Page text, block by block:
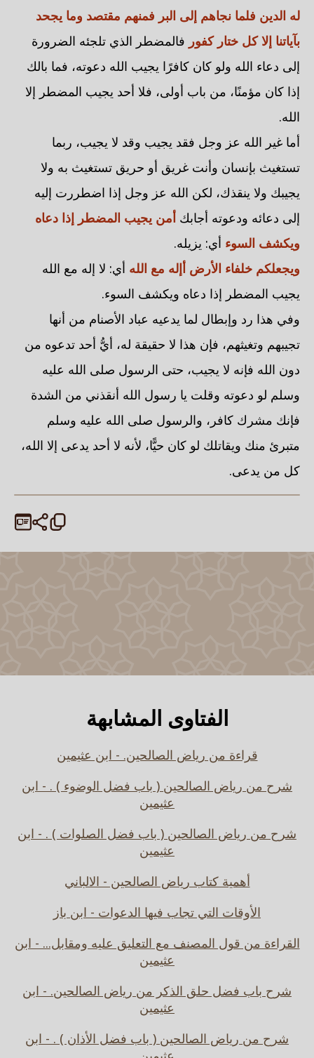
له الدين فلما نجاهم إلى البر فمنهم مقتصد وما يجحد
بآياتنا إلا كل ختار كفور فالمضطر الذي تلجئه الضرورة
إلى دعاء الله ولو كان كافرًا يجيب الله دعوته، فما بالك
إذا كان مؤمنًا، من باب أولى، فلا أحد يجيب المضطر إلا
الله.
أما غير الله عز وجل فقد يجيب وقد لا يجيب، ربما
تستغيث بإنسان وأنت غريق أو حريق تستغيث به ولا
يجيبك ولا ينقذك، لكن الله عز وجل إذا اضطررت إليه
إلى دعائه ودعوته أجابك أمن يجيب المضطر إذا دعاه
ويكشف السوء أي: يزيله.
ويجعلكم خلفاء الأرض أإله مع الله أي: لا إله مع الله
يجيب المضطر إذا دعاه ويكشف السوء.
وفي هذا رد وإبطال لما يدعيه عباد الأصنام من أنها
تجيبهم وتغيثهم، فإن هذا لا حقيقة له، أيُّ أحد تدعوه من
دون الله فإنه لا يجيب، حتى الرسول صلى الله عليه
وسلم لو دعوته وقلت يا رسول الله أنقذني من الشدة
فإنك مشرك كافر، والرسول صلى الله عليه وسلم
متبرئ منك ويقاتلك لو كان حيًّا، لأنه لا أحد يدعى إلا الله،
كل من يدعى.
الفتاوى المشابهة
قراءة من رياض الصالحين. - ابن عثيمين
شرح من رياض الصالحين ( باب فضل الوضوء ) . - ابن
عثيمين
شرح من رياض الصالحين ( باب فضل الصلوات ) . - ابن
عثيمين
أهمية كتاب رياض الصالحين - الالباني
الأوقات التي تجاب فيها الدعوات - ابن باز
القراءة من قول المصنف مع التعليق عليه ومقابل... - ابن
عثيمين
شرح باب فضل حلق الذكر من رياض الصالحين. - ابن
عثيمين
شرح من رياض الصالحين ( باب فضل الأذان ) . - ابن